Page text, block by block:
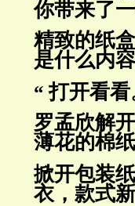
你带来了
精致的纸
是什么内容
“打开看
罗孟欣解
薄花的棉
掀开包装
衣，款式